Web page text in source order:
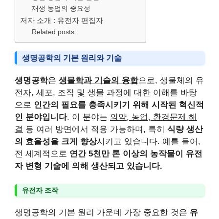
재생 농업의 중요성
저자 소개 : 유전자 편집자
Related posts:
생명공학의 기본 원리와 기술
생명공학은 생물학과 기술의 융합으로, 생물체의 유
전자, 세포, 조직 및 생물 과정에 대한 이해를 바탕
으로 인간의 필요를 충족시키기 위해 시작된 혁신적
인 분야입니다. 이 분야는 의약, 농업, 환경문제 해
결 등 여러 방면에서 적용 가능하며, 특히 식량 생산
의 효율성을 크게 향상시키고 있습니다. 예를 들어,
전 세계적으로 연간 5천만 톤 이상의 농작물이 유전
자 변형 기술에 의해 생산되고 있습니다.
유전자 조작
생명공학의 기본 원리 가운데 가장 중요한 것은 유